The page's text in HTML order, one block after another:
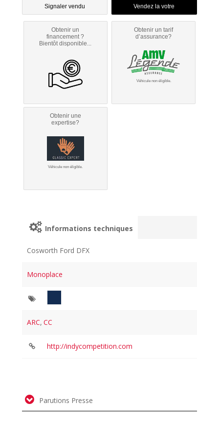
Signaler vendu
Obtenir un
financement ?
Bientôt disponible...
Obtenir un tarif
d’assurance?
Véhicule non éligible.
Obtenir une
expertise?
Véhicule non éligible.
Informations techniques
Cosworth Ford DFX
Monoplace
ARC, CC
http://indycompetition.com
Parutions Presse